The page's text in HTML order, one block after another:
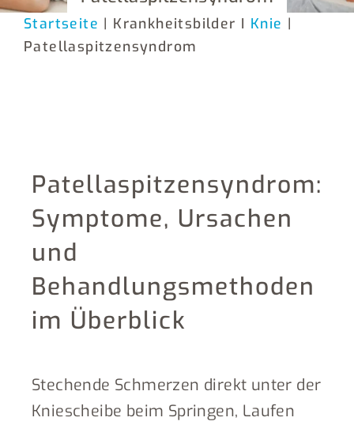
Startseite | Krankheitsbilder I Knie |
Patellaspitzensyndrom
Patellaspitzensyndrom:
Symptome, Ursachen
und
Behandlungsmethoden
im Überblick
Stechende Schmerzen direkt unter der
Kniescheibe beim Springen, Laufen